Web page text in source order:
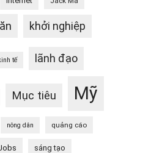
khởi nghiệp
tế lãnh đạo
Mục tiêu Mỹ
nông dân quảng cáo
sáng tạo